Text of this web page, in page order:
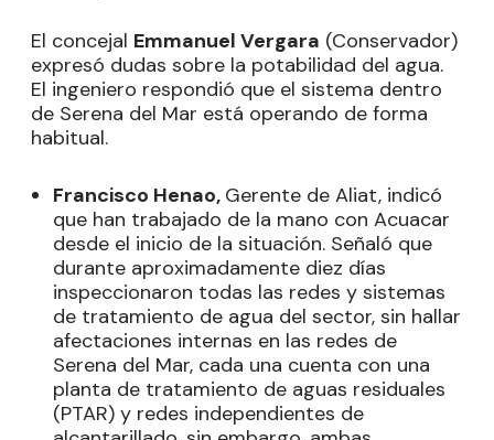
El concejal Emmanuel Vergara (Conservador)
expresó dudas sobre la potabilidad del agua.
El ingeniero respondió que el sistema dentro
de Serena del Mar está operando de forma
habitual.
Francisco Henao, Gerente de Aliat, indicó
que han trabajado de la mano con Acuacar
desde el inicio de la situación. Señaló que
durante aproximadamente diez días
inspeccionaron todas las redes y sistemas
de tratamiento de agua del sector, sin hallar
afectaciones internas en las redes de
Serena del Mar, cada una cuenta con una
planta de tratamiento de aguas residuales
(PTAR) y redes independientes de